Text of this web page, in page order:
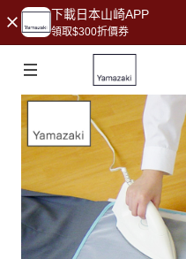
下載日本山崎APP
領取$300折價券